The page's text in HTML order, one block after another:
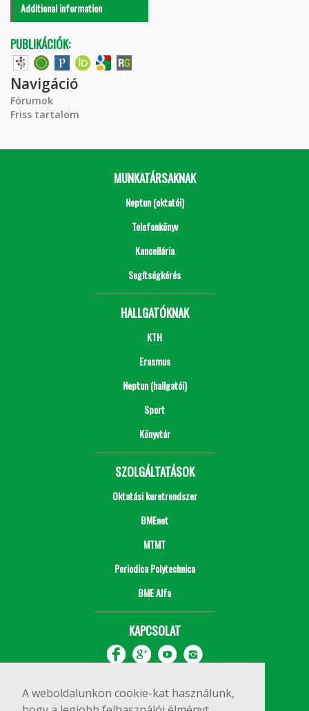
A weboldalunkon cookie-kat használunk,
Additional information
PUBLIKÁCIÓK:
Navigáció
Fórumok
Friss tartalom
MUNKATÁRSAKNAK
Neptun (oktatói)
Telefonkönyv
Kancellária
Segítségkérés
HALLGATÓKNAK
KTH
Erasmus
Neptun (hallgatói)
Sport
Könyvtár
SZOLGÁLTATÁSOK
Oktatási keretrendszer
BMEnet
MTMT
Periodica Polytechnica
BME Alfa
KAPCSOLAT